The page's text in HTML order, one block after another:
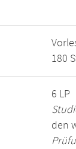
180
6 LP
den